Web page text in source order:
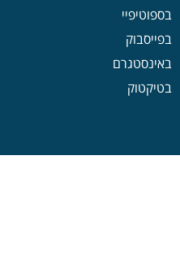
בספוטיפיי
בפייסבוק
באינסטגרם
בטיקטוק